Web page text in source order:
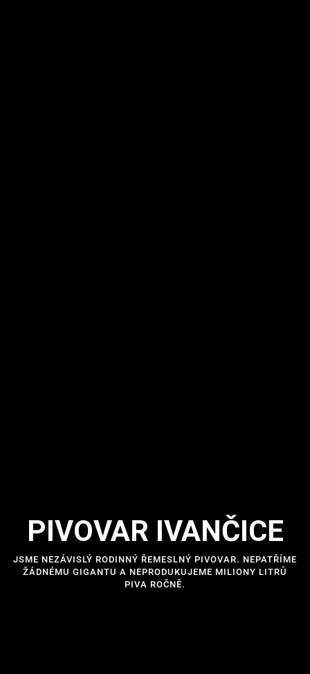
PIVOVAR IVANČICE
JSME NEZÁVISLÝ RODINNÝ ŘEMESLNÝ PIVOVAR. NEPATŘÍME
ŽÁDNÉMU GIGANTU A NEPRODUKUJEME MILIONY LITRŮ
PIVA ROČNĚ.